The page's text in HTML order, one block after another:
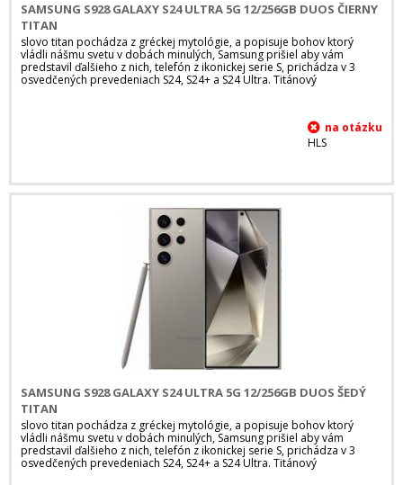
SAMSUNG S928 GALAXY S24 ULTRA 5G 12/256GB DUOS ČIERNY
TITAN
slovo titan pochádza z gréckej mytológie, a popisuje bohov ktorý
vládli nášmu svetu v dobách minulých, Samsung prišiel aby vám
predstavil ďalšieho z nich, telefón z ikonickej serie S, prichádza v 3
osvedčených prevedeniach S24, S24+ a S24 Ultra. Titánový
HLS
SAMSUNG S928 GALAXY S24 ULTRA 5G 12/256GB DUOS ŠEDÝ
TITAN
slovo titan pochádza z gréckej mytológie, a popisuje bohov ktorý
vládli nášmu svetu v dobách minulých, Samsung prišiel aby vám
predstavil ďalšieho z nich, telefón z ikonickej serie S, prichádza v 3
osvedčených prevedeniach S24, S24+ a S24 Ultra. Titánový